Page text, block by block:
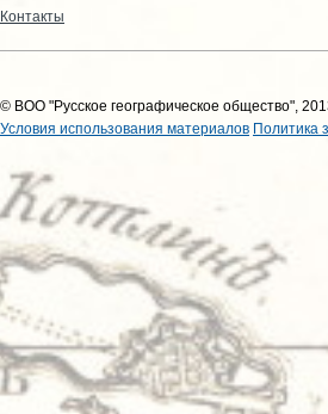
Контакты
© ВОО "Русское географическое общество",
Условия использования материалов Политика